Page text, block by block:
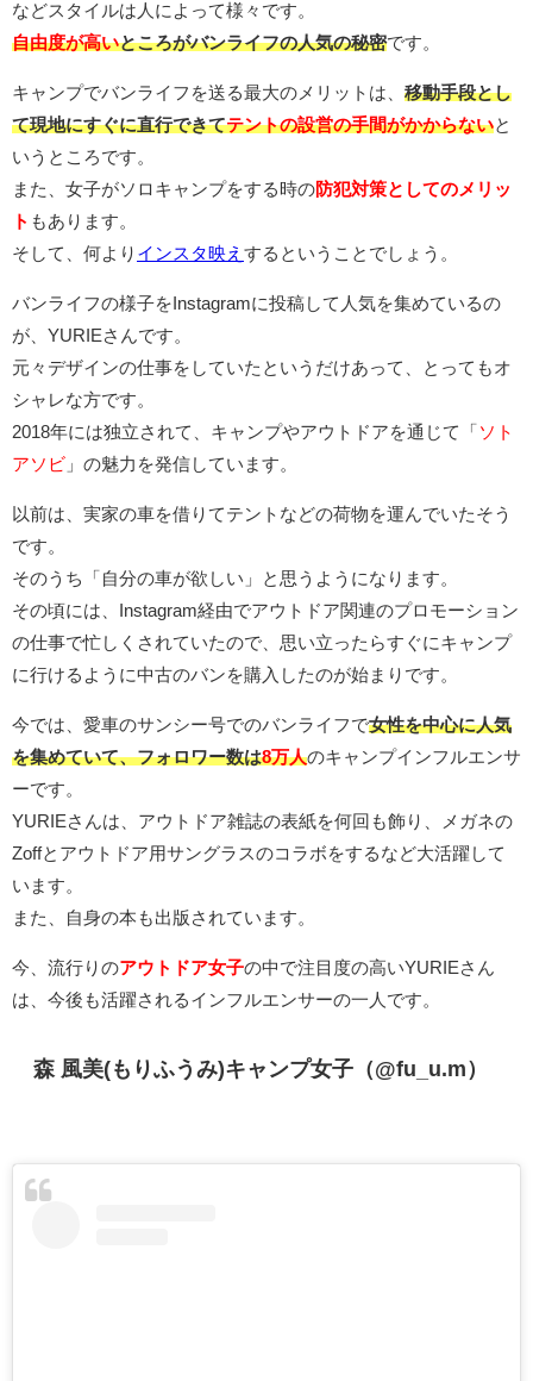
などスタイルは人によって様々です。
自由度が高いところがバンライフの人気の秘密です。
キャンプでバンライフを送る最大のメリットは、 移動手段とし
て現地にすぐに直行できてテントの設営の手間がかからないと
いうところです。
また、女子がソロキャンプをする時の防犯対策としてのメリッ
ト もあります。
そして、何より インスタ映え するということでしょう。
バンライフの様子をInstagramに投稿して人気を集めているの
が、YURIEさんです。
元々デザインの仕事をしていたというだけあって、とってもオ
シャレな方です。
2018年には独立されて、キャンプやアウトドアを通じて「 ソト
アソビ 」の魅力を発信しています。
以前は、実家の車を借りてテントなどの荷物を運んでいたそう
です。
そのうち「自分の車が欲しい」と思うようになります。
その頃には、Instagram経由でアウトドア関連のプロモーション
の仕事で忙しくされていたので、思い立ったらすぐにキャンプ
に行けるように中古のバンを購入したのが始まりです。
今では、愛車のサンシー号でのバンライフで女性を中心に人気
を集めていて、フォロワー数は8万人のキャンプインフルエンサ
ーです。
YURIEさんは、アウトドア雑誌の表紙を何回も飾り、メガネの
Zoffとアウトドア用サングラスのコラボをするなど大活躍して
います。
また、自身の本も出版されています。
今、流行りのアウトドア女子の中で注目度の高いYURIEさん
は、今後も活躍されるインフルエンサーの一人です。
森 風美(もりふうみ)キャンプ女子（@fu_u.m）